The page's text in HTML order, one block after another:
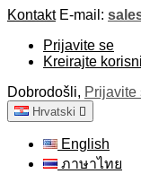
Kontakt E-mail:
Prijavite se
Kreirajte
Dobrodošli, Prijavite
Hrvatski 
English
ภาษาไทย